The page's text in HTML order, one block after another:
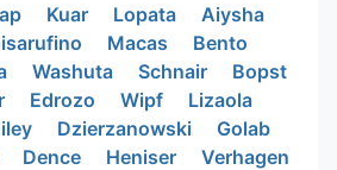
Kuar Lopata
Aiysha
Macas
Bento
Washuta Schnair
Bopst
Edrozo Wipf
Lizaola
Dzierzanowski
Golab
Dence Heniser
Verhagen